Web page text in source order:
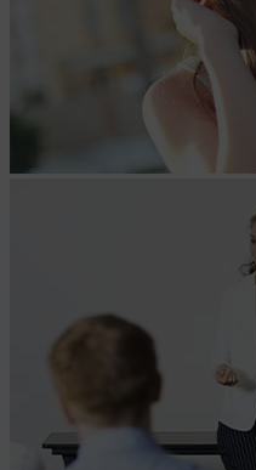
Мы поручаем
указанных целей
Аналитические Cookie
Аналитические куки
предпочтения
Яндекс Метрика –
Москва, ул. Льва
Политика
Google Analytics –
предоставляемый
Адрес: Google,
1600
94043, USA.